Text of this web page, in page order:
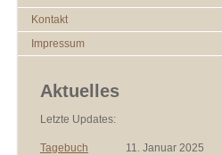
Kontakt
Impressum
Aktuelles
Letzte Updates:
Tagebuch 11. Januar 2025